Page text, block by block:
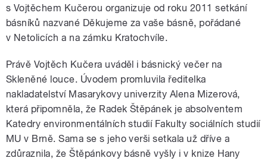
s Vojtěchem Kučerou organizuje od roku 2011 setkání
básníků nazvané Děkujeme za vaše básně, pořádané
v Netolicích a na zámku Kratochvíle.
Právě Vojtěch Kučera uváděl i básnický večer na
Skleněné louce. Úvodem promluvila ředitelka
nakladatelství Masarykovy univerzity Alena Mizerová,
která připomněla, že Radek Štěpánek je absolventem
Katedry environmentálních studií Fakulty sociálních studií
MU v Brně. Sama se s jeho verši setkala už dříve a
zdůraznila, že Štěpánkovy básně vyšly i v knize Hany